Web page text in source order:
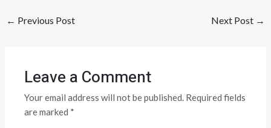
← Previous Post Next Post →
Leave a Comment
Your email address will not be published. Required fields
are marked *